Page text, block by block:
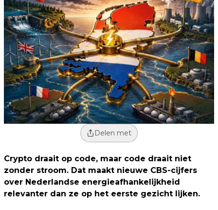
Delen met
Crypto draait op code, maar code draait niet
zonder stroom. Dat maakt nieuwe CBS-cijfers
over Nederlandse energieafhankelijkheid
relevanter dan ze op het eerste gezicht lijken.